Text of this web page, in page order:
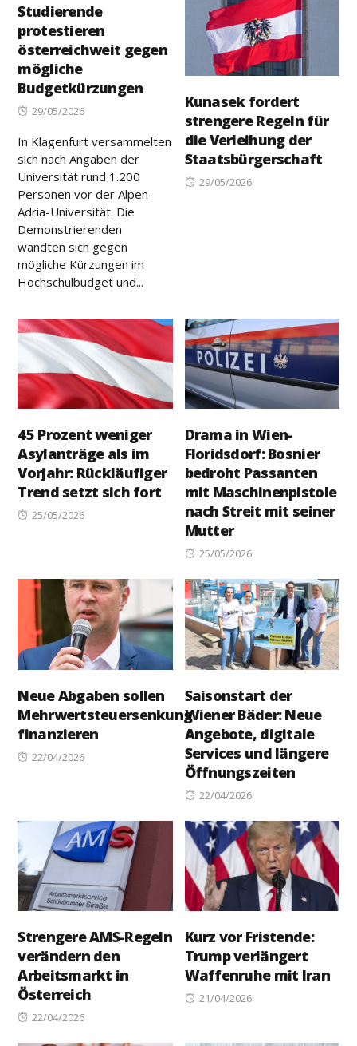
Studierende
protestieren
österreichweit gegen
mögliche
Budgetkürzungen
Posted
29/05/2026
In Klagenfurt versammelten
sich nach Angaben der
Universität rund 1.200
Personen vor der Alpen-
Adria-Universität. Die
Demonstrierenden
wandten sich gegen
mögliche Kürzungen im
Hochschulbudget und...
Kunasek fordert
strengere Regeln für
die Verleihung der
Staatsbürgerschaft
Posted
29/05/2026
45 Prozent weniger
Asylanträge als im
Vorjahr: Rückläufiger
Trend setzt sich fort
Posted
25/05/2026
Drama in Wien-
Floridsdorf: Bosnier
bedroht Passanten
mit Maschinenpistole
nach Streit mit seiner
Mutter
Posted
25/05/2026
Neue Abgaben sollen
Mehrwertsteuersenkung
finanzieren
Posted
22/04/2026
Saisonstart der
Wiener Bäder: Neue
Angebote, digitale
Services und längere
Öffnungszeiten
Posted
22/04/2026
Strengere AMS-Regeln
verändern den
Arbeitsmarkt in
Österreich
Posted
22/04/2026
Kurz vor Fristende:
Trump verlängert
Waffenruhe mit Iran
Posted
21/04/2026